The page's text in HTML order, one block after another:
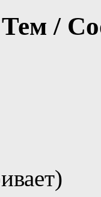
Тем /